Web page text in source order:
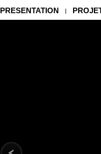
PRESENTATION |